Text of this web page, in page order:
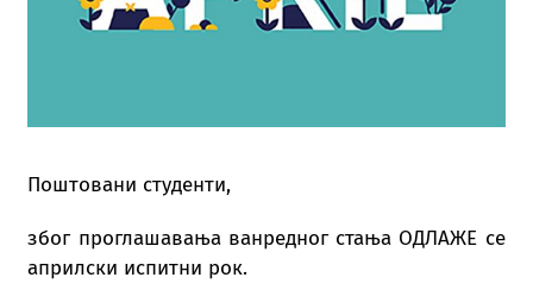
Поштовани студенти,
због проглашавања ванредног стања ОДЛАЖЕ се
априлски испитни рок.